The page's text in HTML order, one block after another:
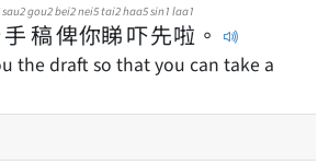
手
sau2
稿
gou2
俾
bei2
你
nei5
睇
tai2
吓
haa5
先
sin1
啦
laa1
。
the draft so that you can take a